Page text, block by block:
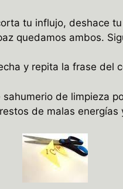
tu influjo, deshace
quedamos ambos.
y repita la frase del
de limpieza
de malas energías